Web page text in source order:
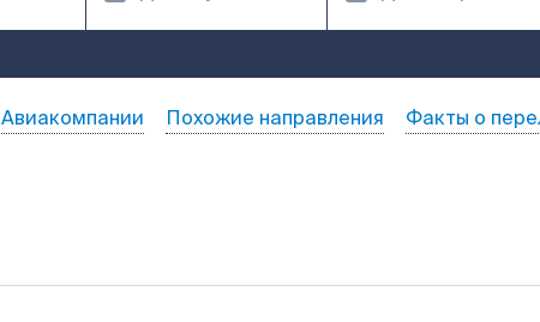
Авиакомпании Похожие направления Факты о